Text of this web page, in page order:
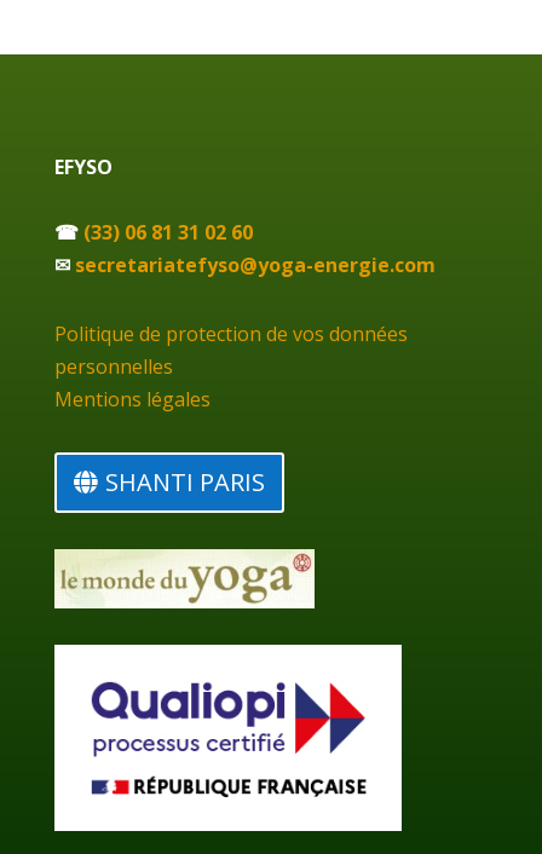
EFYSO
☎ (33) 06 81 31 02 60
✉ secretariatefyso@yoga-energie.com
Politique de protection de vos données
personnelles
Mentions légales
SHANTI PARIS